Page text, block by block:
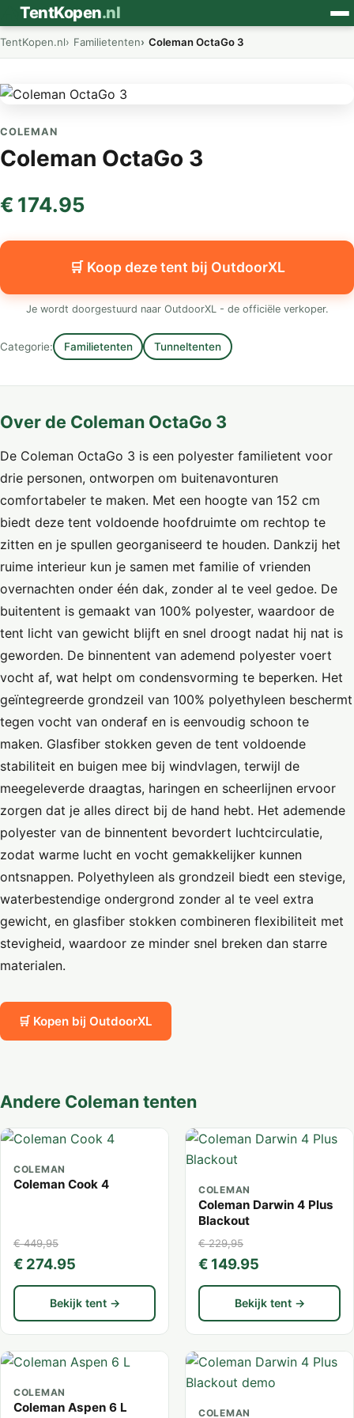
TentKopen.nl
TentKopen.nl Familietenten Coleman OctaGo 3
COLEMAN
Coleman OctaGo 3
€ 174.95
🛒 Koop deze tent bij OutdoorXL
Je wordt doorgestuurd naar OutdoorXL - de officiële verkoper.
Categorie: Familietenten Tunneltenten
Over de Coleman OctaGo 3
De Coleman OctaGo 3 is een polyester familietent voor
drie personen, ontworpen om buitenavonturen
comfortabeler te maken. Met een hoogte van 152 cm
biedt deze tent voldoende hoofdruimte om rechtop te
zitten en je spullen georganiseerd te houden. Dankzij het
ruime interieur kun je samen met familie of vrienden
overnachten onder één dak, zonder al te veel gedoe. De
buitentent is gemaakt van 100% polyester, waardoor de
tent licht van gewicht blijft en snel droogt nadat hij nat is
geworden. De binnentent van ademend polyester voert
vocht af, wat helpt om condensvorming te beperken. Het
geïntegreerde grondzeil van 100% polyethyleen beschermt
tegen vocht van onderaf en is eenvoudig schoon te
maken. Glasfiber stokken geven de tent voldoende
stabiliteit en buigen mee bij windvlagen, terwijl de
meegeleverde draagtas, haringen en scheerlijnen ervoor
zorgen dat je alles direct bij de hand hebt. Het ademende
polyester van de binnentent bevordert luchtcirculatie,
zodat warme lucht en vocht gemakkelijker kunnen
ontsnappen. Polyethyleen als grondzeil biedt een stevige,
waterbestendige ondergrond zonder al te veel extra
gewicht, en glasfiber stokken combineren flexibiliteit met
stevigheid, waardoor ze minder snel breken dan starre
materialen.
🛒 Kopen bij OutdoorXL
Andere Coleman tenten
COLEMAN
Coleman Cook 4
€ 449,95
€ 274.95
Bekijk tent →
COLEMAN
Coleman Darwin 4 Plus
Blackout
€ 229,95
€ 149.95
Bekijk tent →
COLEMAN
Coleman Aspen 6 L COLEMAN